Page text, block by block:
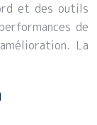
et des outils
de
La